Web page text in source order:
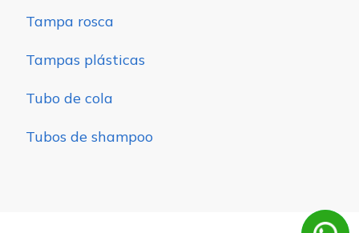
Tampa rosca
Tampas plásticas
Tubo de cola
Tubos de shampoo